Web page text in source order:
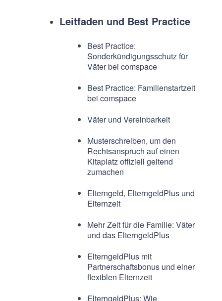
Leitfaden und Best Practice
Best Practice:
Sonderkündigungsschutz für
Väter bei comspace
Best Practice: Familienstartzeit
bei comspace
Väter und Vereinbarkeit
Musterschreiben, um den
Rechtsanspruch auf einen
Kitaplatz offiziell geltend
zumachen
Elterngeld, ElterngeldPlus und
Elternzeit
Mehr Zeit für die Familie: Väter
und das ElterngeldPlus
ElterngeldPlus mit
Partnerschaftsbonus und einer
flexiblen Elternzeit
ElterngeldPlus: Wie